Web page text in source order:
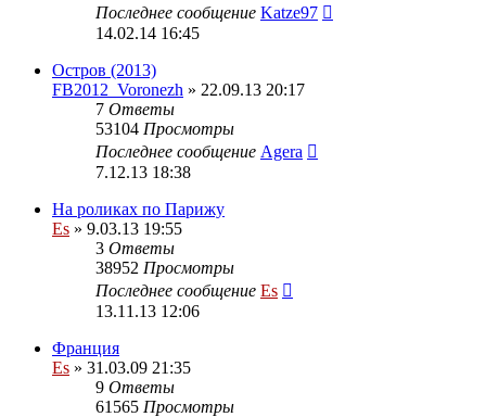
Последнее сообщение Katze97
14.02.14 16:45
Остров (2013)
FB2012_Voronezh » 22.09.13 20:17
7 Ответы
53104 Просмотры
Последнее сообщение Agera
7.12.13 18:38
На роликах по Парижу
Es » 9.03.13 19:55
3 Ответы
38952 Просмотры
Последнее сообщение Es
13.11.13 12:06
Франция
Es » 31.03.09 21:35
9 Ответы
61565 Просмотры